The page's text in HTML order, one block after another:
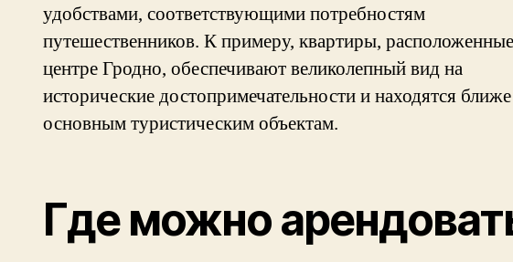
удобствами, соответствующими потребностям
путешественников. К примеру, квартиры,
центре Гродно, обеспечивают великолепный вид на
исторические достопримечательности и находятся
основным туристическим объектам.
Где можно